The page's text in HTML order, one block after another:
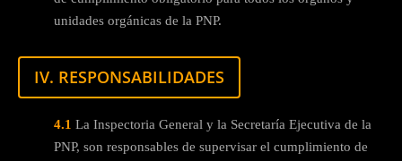
unidades orgánicas de la PNP.
IV. RESPONSABILIDADES
4.1 La Inspectoria General y la Secretaría Ejecutiva de la
PNP, son responsables de supervisar el cumplimiento de